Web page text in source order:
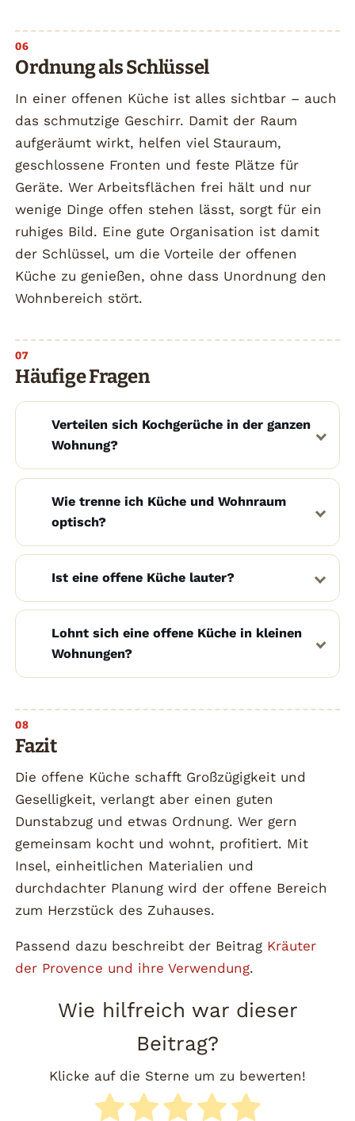
Ordnung als Schlüssel
In einer offenen Küche ist alles sichtbar – auch
das schmutzige Geschirr. Damit der Raum
aufgeräumt wirkt, helfen viel Stauraum,
geschlossene Fronten und feste Plätze für
Geräte. Wer Arbeitsflächen frei hält und nur
wenige Dinge offen stehen lässt, sorgt für ein
ruhiges Bild. Eine gute Organisation ist damit
der Schlüssel, um die Vorteile der offenen
Küche zu genießen, ohne dass Unordnung den
Wohnbereich stört.
Häufige Fragen
Verteilen sich Kochgerüche in der ganzen
Wohnung?
Wie trenne ich Küche und Wohnraum
optisch?
Ist eine offene Küche lauter?
Lohnt sich eine offene Küche in kleinen
Wohnungen?
Fazit
Die offene Küche schafft Großzügigkeit und
Geselligkeit, verlangt aber einen guten
Dunstabzug und etwas Ordnung. Wer gern
gemeinsam kocht und wohnt, profitiert. Mit
Insel, einheitlichen Materialien und
durchdachter Planung wird der offene Bereich
zum Herzstück des Zuhauses.
Passend dazu beschreibt der Beitrag Kräuter
der Provence und ihre Verwendung.
Wie hilfreich war dieser
Beitrag?
Klicke auf die Sterne um zu bewerten!